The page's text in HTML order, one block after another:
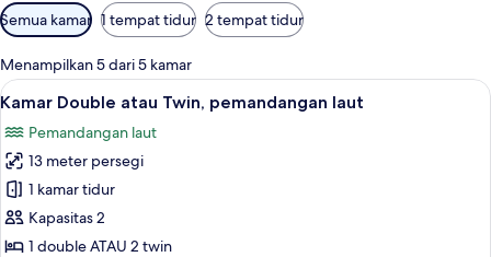
Filter
tersedia
untuk
kamar
Semua kamar 1 tempat tidur 2 tempat tidur
Menampilkan 5 dari 5 kamar
Lihat
semua
foto
untuk
Kamar
Double
atau
Kamar Double atau Twin,
5
Kamar Double atau Twin, pemandangan laut
Pemandangan laut
13 meter persegi
1 kamar tidur
Kapasitas 2
1 double ATAU 2 twin